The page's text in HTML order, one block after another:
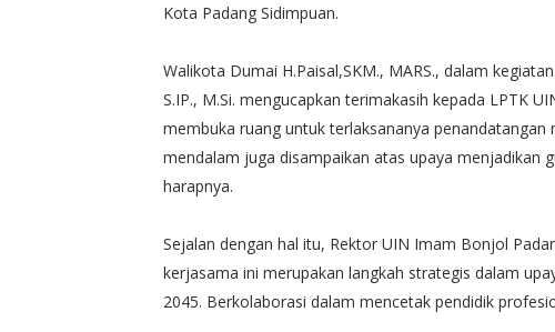
Kota Padang Sidimpuan.
Walikota Dumai H.Paisal,SKM., MARS., dalam
S.IP., M.Si. mengucapkan terimakasih kepada LPTK
membuka ruang untuk terlaksananya
mendalam juga disampaikan atas upaya menjadikan
harapnya.
Sejalan dengan hal itu, Rektor UIN Imam Bonjol
kerjasama ini merupakan langkah strategis dalam
2045. Berkolaborasi dalam mencetak pendidik